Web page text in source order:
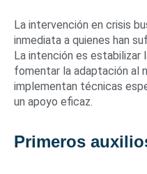
La intervención en crisis
inmediata a quienes han
La intención es estabilizar
fomentar la adaptación al
implementan técnicas
un apoyo eficaz.
Primeros